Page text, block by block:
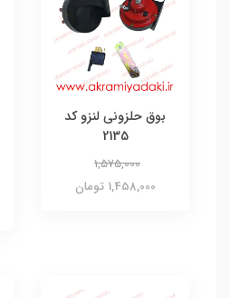
بوق حلزونی لنزو کد
2135
1,575,000
1,458,000 تومان